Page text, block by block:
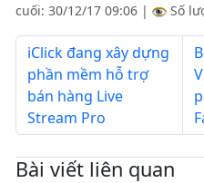
cuối: 30/12/17 09:06 | Số
iClick đang xây dựng
phần mềm hỗ trợ
bán hàng Live
Stream Pro
Bài viết liên quan